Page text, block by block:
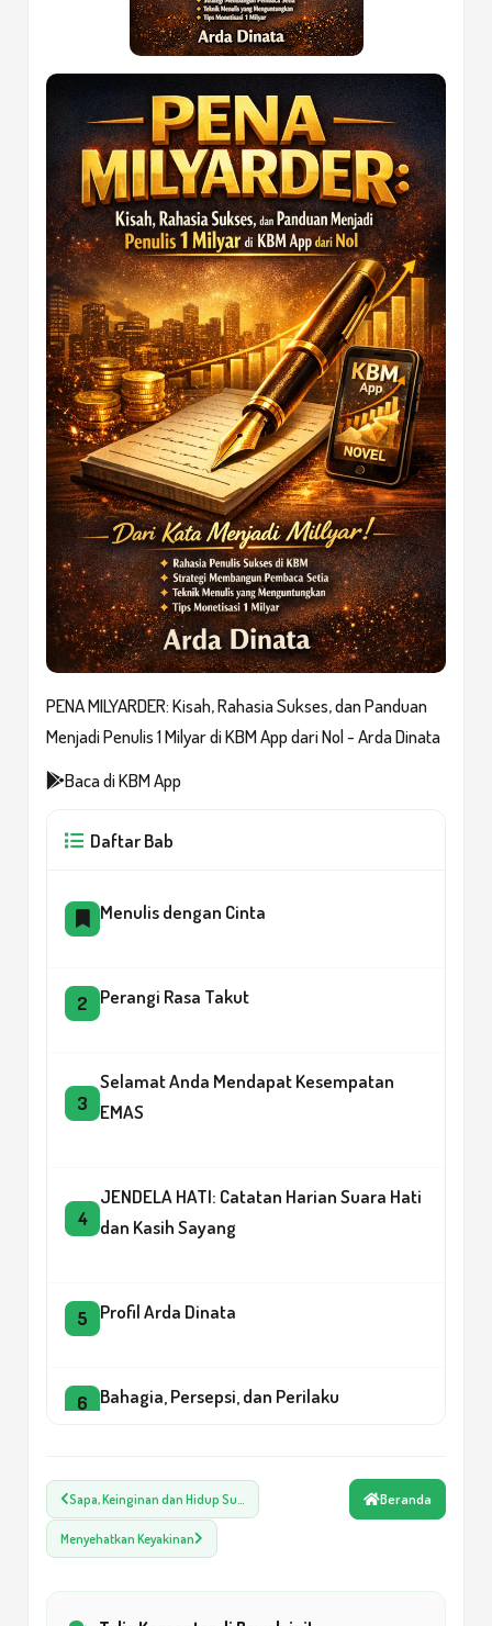
PENA MILYARDER: Kisah, Rahasia Sukses, dan Panduan
Menjadi Penulis 1 Milyar di KBM App dari Nol - Arda Dinata
Baca di KBM App
Daftar Bab
Menulis dengan Cinta
2 Perangi Rasa Takut
3
Selamat Anda Mendapat Kesempatan
EMAS
4
JENDELA HATI: Catatan Harian Suara Hati
dan Kasih Sayang
5 Profil Arda Dinata
6 Bahagia, Persepsi, dan Perilaku
7 Rela itu Cantik Euy!
Keberkahan Perkawinan
Sapa, Keinginan dan Hidup Su… Beranda
Menyehatkan Keyakinan